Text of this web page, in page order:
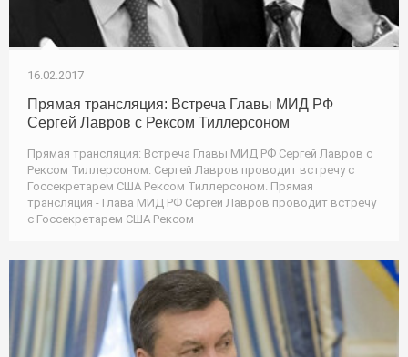
16.02.2017
Прямая трансляция: Встреча Главы МИД РФ
Сергей Лавров с Рексом Тиллерсоном
Прямая трансляция: Встреча Главы МИД РФ Сергей Лавров с
Рексом Тиллерсоном. Сергей Лавров проводит встречу с
Госсекретарем США Рексом Тиллерсоном. Прямая
трансляция - Глава МИД РФ Сергей Лавров проводит встречу
с Госсекретарем США Рексом